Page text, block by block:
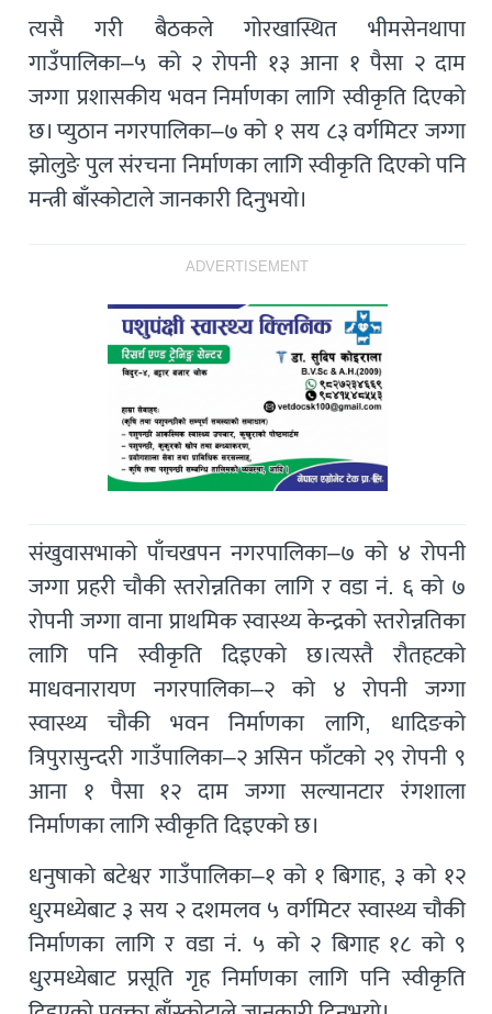
त्यसै गरी बैठकले गोरखास्थित भीमसेनथापा
गाउँपालिका–५ को २ रोपनी १३ आना १ पैसा २ दाम
जग्गा प्रशासकीय भवन निर्माणका लागि स्वीकृति दिएको
छ। प्युठान नगरपालिका–७ को १ सय ८३ वर्गमिटर जग्गा
झोलुङे पुल संरचना निर्माणका लागि स्वीकृति दिएको पनि
मन्त्री बाँस्कोटाले जानकारी दिनुभयो।
ADVERTISEMENT
संखुवासभाको पाँचखपन नगरपालिका–७ को ४ रोपनी
जग्गा प्रहरी चौकी स्तरोन्नतिका लागि र वडा नं. ६ को ७
रोपनी जग्गा वाना प्राथमिक स्वास्थ्य केन्द्रको स्तरोन्नतिका
लागि पनि स्वीकृति दिइएको छ।त्यस्तै रौतहटको
माधवनारायण नगरपालिका–२ को ४ रोपनी जग्गा
स्वास्थ्य चौकी भवन निर्माणका लागि, धादिङको
त्रिपुरासुन्दरी गाउँपालिका–२ असिन फाँटको २९ रोपनी ९
आना १ पैसा १२ दाम जग्गा सल्यानटार रंगशाला
निर्माणका लागि स्वीकृति दिइएको छ।
धनुषाको बटेश्वर गाउँपालिका–१ को १ बिगाह, ३ को १२
धुरमध्येबाट ३ सय २ दशमलव ५ वर्गमिटर स्वास्थ्य चौकी
निर्माणका लागि र वडा नं. ५ को २ बिगाह १८ को ९
धुरमध्येबाट प्रसूति गृह निर्माणका लागि पनि स्वीकृति